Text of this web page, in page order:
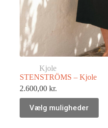
Kjole
STENSTRÖMS – Kjole
2.600,00 kr.
Vælg muligheder